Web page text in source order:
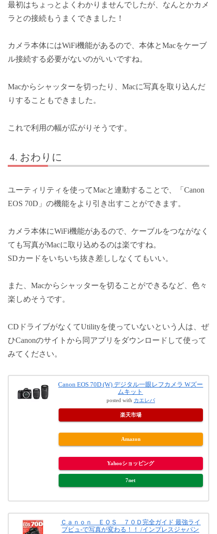
最初はちょっとよくわかりませんでしたが、なんとかカメ
ラとの接続もうまくできました！
カメラ本体にはWiFi機能があるので、本体とMacをケーブ
ル接続する必要がないのがいいですね。
Macからシャッターを切ったり、Macに写真を取り込んだ
りすることもできました。
これで利用の幅が広がりそうです。
おわりに
ユーティリティを使ってMacと連動することで、「Canon
EOS 70D」の機能をより引き出すことができます。
カメラ本体にWiFi機能があるので、ケーブルをつながなく
ても写真がMacに取り込めるのは楽ですね。
SDカードをいちいち抜き差ししなくてもいい。
また、Macからシャッターを切ることができるなど、色々
楽しめそうです。
CDドライブがなくてUtilityを使っていないという人は、ぜ
ひCanonのサイトから同アプリをダウンロードして使って
みてください。
Canon EOS 70D (W) デジタル一眼レフカメラ Wズー
ムキット
posted with カエレバ
楽天市場
Amazon
Yahooショッピング
7net
Ｃａｎｏｎ ＥＯＳ ７０Ｄ完全ガイド 最強ライ
ブビュ-で写真が変わる！！ /インプレスジャパン